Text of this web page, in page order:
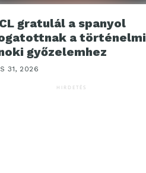
gratulál a spanyol
a történelmi
győzelemhez
31, 2026
HIRDETÉS